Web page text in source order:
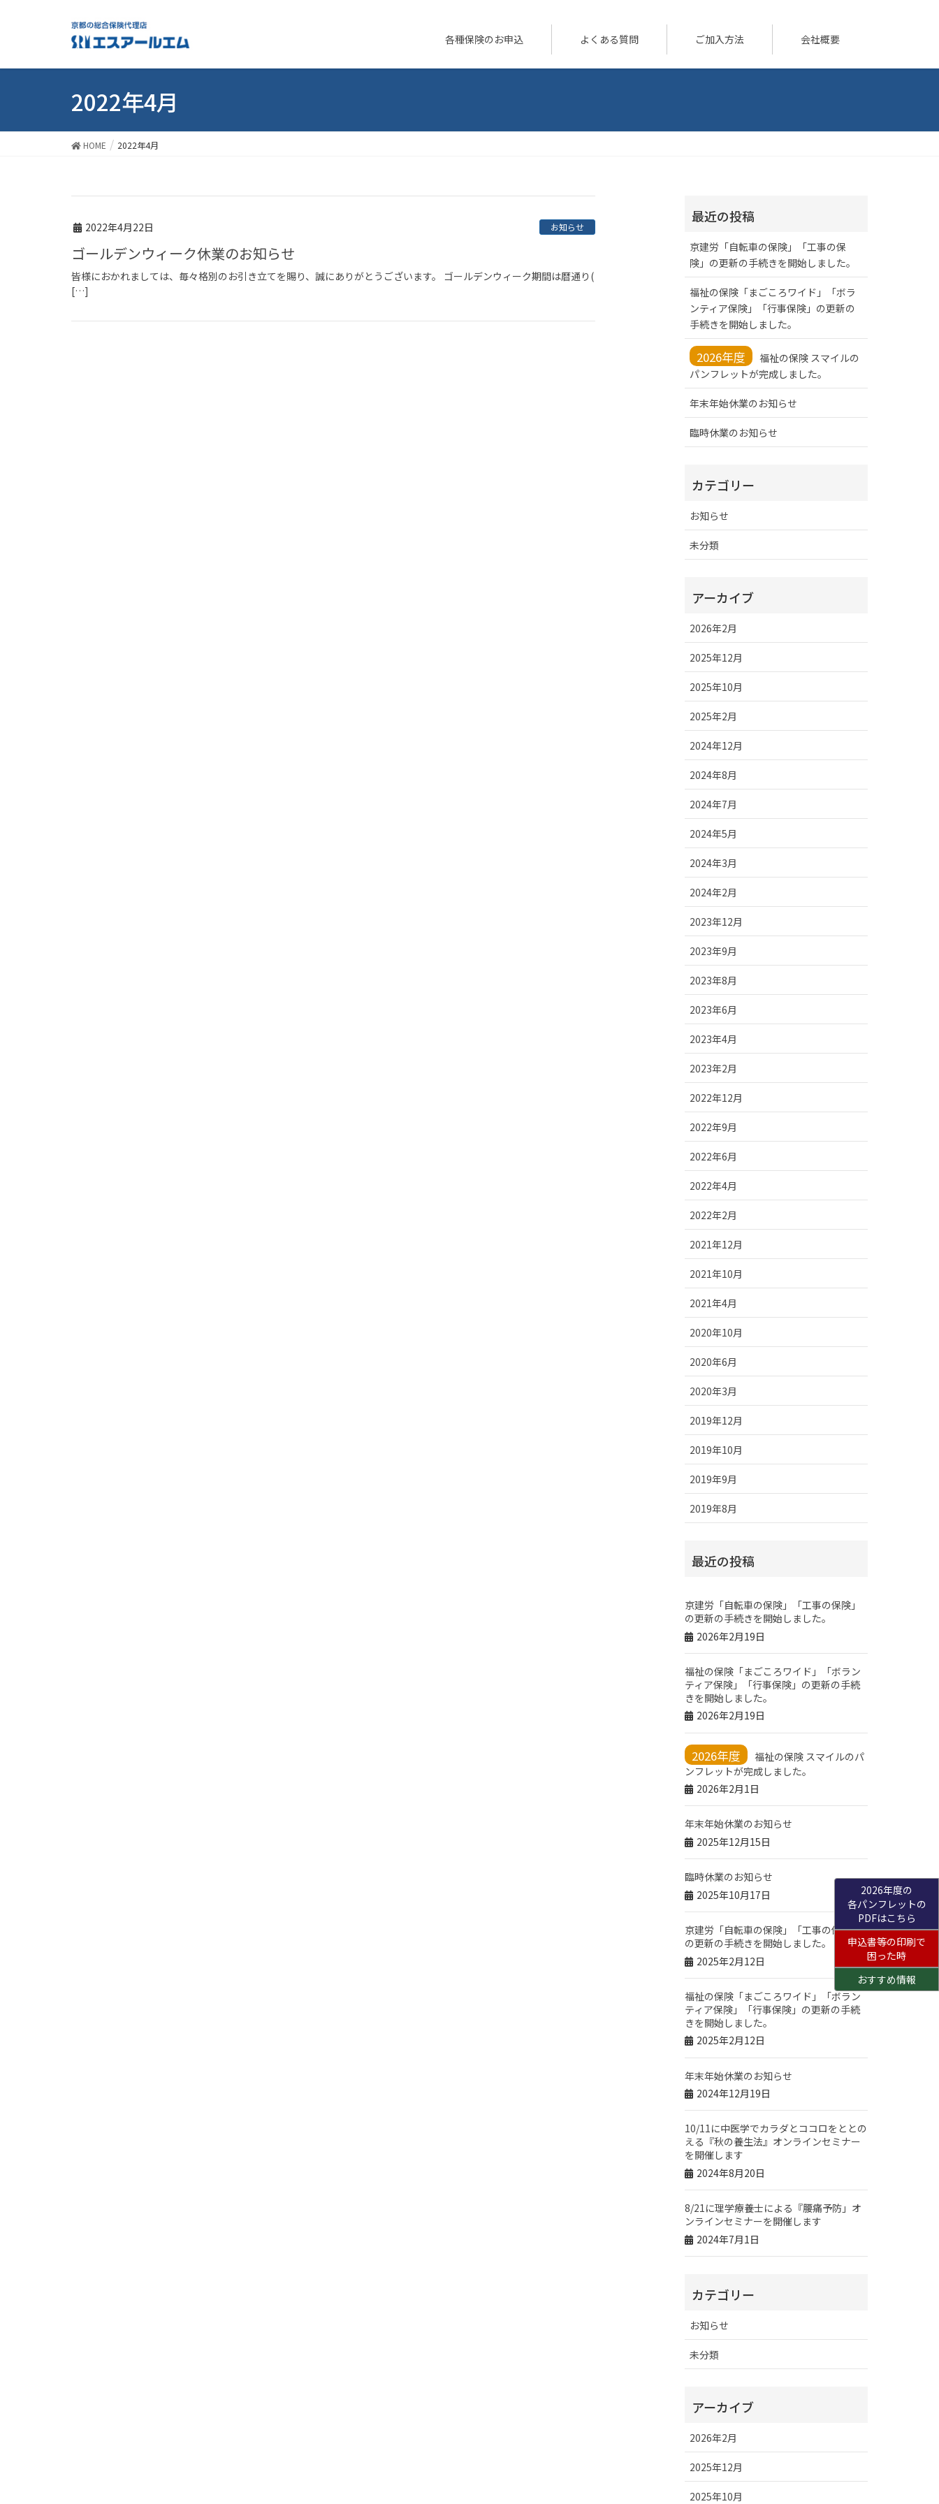
各種保険のお申込 よくある質問 ご加入方法 会社概要
2022年4月
HOME 2022年4月
2022年4月22日 お知らせ
ゴールデンウィーク休業のお知らせ
皆様におかれましては、毎々格別のお引き立てを賜り、誠にありがとうございます。 ゴールデンウィーク期間は暦通り(
[…]
最近の投稿
京建労「自転車の保険」「工事の保
険」の更新の手続きを開始しました。
福祉の保険「まごころワイド」「ボラ
ンティア保険」「行事保険」の更新の
手続きを開始しました。
2026年度
福祉の保険 スマイルの
パンフレットが完成しました。
年末年始休業のお知らせ
臨時休業のお知らせ
カテゴリー
お知らせ
未分類
アーカイブ
2026年2月
2025年12月
2025年10月
2025年2月
2024年12月
2024年8月
2024年7月
2024年5月
2024年3月
2024年2月
2023年12月
2023年9月
2023年8月
2023年6月
2023年4月
2023年2月
2022年12月
2022年9月
2022年6月
2022年4月
2022年2月
2021年12月
2021年10月
2021年4月
2020年10月
2020年6月
2020年3月
2019年12月
2019年10月
2019年9月
2019年8月
最近の投稿
京建労「自転車の保険」「工事の保険」
の更新の手続きを開始しました。
2026年2月19日
福祉の保険「まごころワイド」「ボラン
ティア保険」「行事保険」の更新の手続
きを開始しました。
2026年2月19日
2026年度
福祉の保険 スマイルのパ
ンフレットが完成しました。
2026年2月1日
年末年始休業のお知らせ
2025年12月15日
臨時休業のお知らせ
2025年10月17日
京建労「自転車の保険」「工事の保険」
の更新の手続きを開始しました。
2025年2月12日
福祉の保険「まごころワイド」「ボラン
ティア保険」「行事保険」の更新の手続
きを開始しました。
2025年2月12日
年末年始休業のお知らせ
2024年12月19日
10/11に中医学でカラダとココロをととの
える『秋の養生法』オンラインセミナー
を開催します
2024年8月20日
8/21に理学療養士による『腰痛予防」オ
ンラインセミナーを開催します
2024年7月1日
カテゴリー
お知らせ
未分類
アーカイブ
2026年2月
2025年12月
2025年10月
2026年度の
各パンフレットの
PDFはこちら
申込書等の印刷で
困った時
おすすめ情報